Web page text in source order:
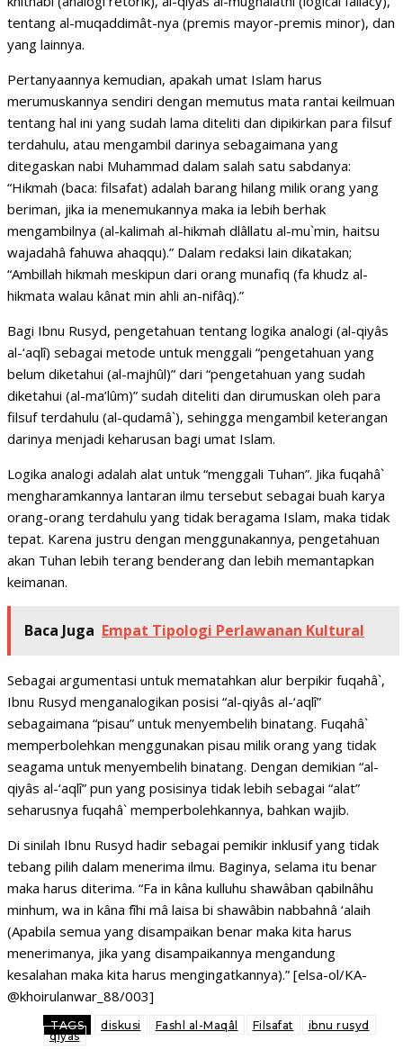
tentang al-muqaddimât-nya (premis mayor-premis minor), dan
yang lainnya.
Pertanyaannya kemudian, apakah umat Islam harus
merumuskannya sendiri dengan memutus mata rantai keilmuan
tentang hal ini yang sudah lama diteliti dan dipikirkan para filsuf
terdahulu, atau mengambil darinya sebagaimana yang
ditegaskan nabi Muhammad dalam salah satu sabdanya:
“Hikmah (baca: filsafat) adalah barang hilang milik orang yang
beriman, jika ia menemukannya maka ia lebih berhak
mengambilnya (al-kalimah al-hikmah dlâllatu al-mu`min, haitsu
wajadahâ fahuwa ahaqqu).” Dalam redaksi lain dikatakan;
“Ambillah hikmah meskipun dari orang munafiq (fa khudz al-
hikmata walau kânat min ahli an-nifâq).”
Bagi Ibnu Rusyd, pengetahuan tentang logika analogi (al-qiyâs
al-‘aqlî) sebagai metode untuk menggali “pengetahuan yang
belum diketahui (al-majhûl)” dari “pengetahuan yang sudah
diketahui (al-ma’lûm)” sudah diteliti dan dirumuskan oleh para
filsuf terdahulu (al-qudamâ`), sehingga mengambil keterangan
darinya menjadi keharusan bagi umat Islam.
Logika analogi adalah alat untuk “menggali Tuhan”. Jika fuqahâ`
mengharamkannya lantaran ilmu tersebut sebagai buah karya
orang-orang terdahulu yang tidak beragama Islam, maka tidak
tepat. Karena justru dengan menggunakannya, pengetahuan
akan Tuhan lebih terang benderang dan lebih memantapkan
keimanan.
Baca Juga Empat Tipologi Perlawanan Kultural
Sebagai argumentasi untuk mematahkan alur berpikir fuqahâ`,
Ibnu Rusyd menganalogikan posisi “al-qiyâs al-‘aqlî”
sebagaimana “pisau” untuk menyembelih binatang. Fuqahâ`
memperbolehkan menggunakan pisau milik orang yang tidak
seagama untuk menyembelih binatang. Dengan demikian “al-
qiyâs al-‘aqlî” pun yang posisinya tidak lebih sebagai “alat”
seharusnya fuqahâ` memperbolehkannya, bahkan wajib.
Di sinilah Ibnu Rusyd hadir sebagai pemikir inklusif yang tidak
tebang pilih dalam menerima ilmu. Baginya, selama itu benar
maka harus diterima. “Fa in kâna kulluhu shawâban qabilnâhu
minhum, wa in kâna fîhi mâ laisa bi shawâbin nabbahnâ ‘alaih
(Apabila semua yang disampaikan benar maka kita harus
menerimanya, jika yang disampaikannya mengandung
kesalahan maka kita harus mengingatkannya).” [elsa-ol/KA-
@khoirulanwar_88/003]
TAGS diskusi Fashl al-Maqâl Filsafat
ibnu rusyd
qiyas